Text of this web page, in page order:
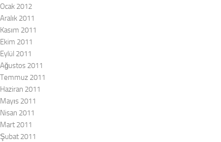
Ocak 2012
Aralık 2011
Kasım 2011
Ekim 2011
Eylül 2011
Ağustos 2011
Temmuz 2011
Haziran 2011
Mayıs 2011
Nisan 2011
Mart 2011
Şubat 2011